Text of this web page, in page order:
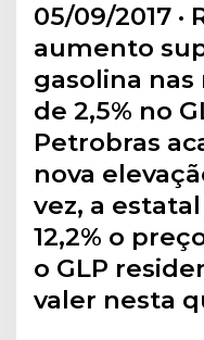
05/09/2017 ·
aumento
gasolina nas
de 2,5% no
Petrobras
nova
vez, a
12,2% o
o GLP
valer nesta